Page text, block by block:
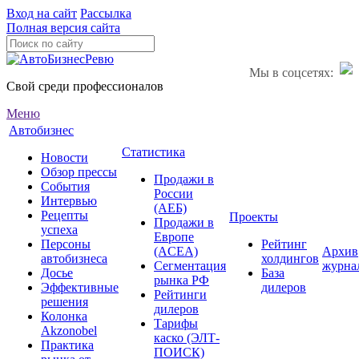
Вход на сайт Рассылка
Полная версия сайта
Мы в соцсетях:
Свой среди профессионалов
Меню
Автобизнес
Новости
Обзор прессы
События
Интервью
Рецепты
успеха
Персоны
автобизнеса
Досье
Эффективные
решения
Колонка
Akzonobel
Практика
Статистика
Продажи в
России
(АЕБ)
Продажи в
Европе
(ACEA)
Сегментация
рынка РФ
Рейтинги
дилеров
Тарифы
каско (ЭЛТ-
ПОИСК)
Проекты
Рейтинг
холдингов
База
дилеров
Архив